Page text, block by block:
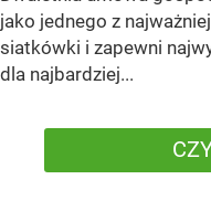
jako jednego z
siatkówki i zapewni
dla najbardziej...